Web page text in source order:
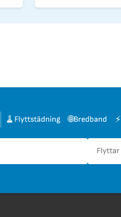
🧹 Flyttstädning 🌐Bredband ⚡